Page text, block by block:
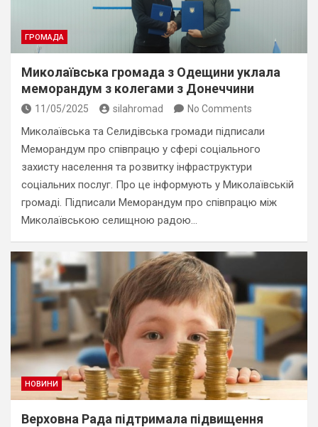
ГРОМАДА
Миколаївська громада з Одещини уклала
меморандум з колегами з Донеччини
11/05/2025 silahromad No Comments
Миколаївська та Селидівська громади підписали
Меморандум про співпрацю у сфері соціального
захисту населення та розвитку інфраструктури
соціальних послуг. Про це інформують у Миколаївській
громаді. Підписали Меморандум про співпрацю між
Миколаївською селищною радою…
НОВИНИ
Верховна Рада підтримала підвищення